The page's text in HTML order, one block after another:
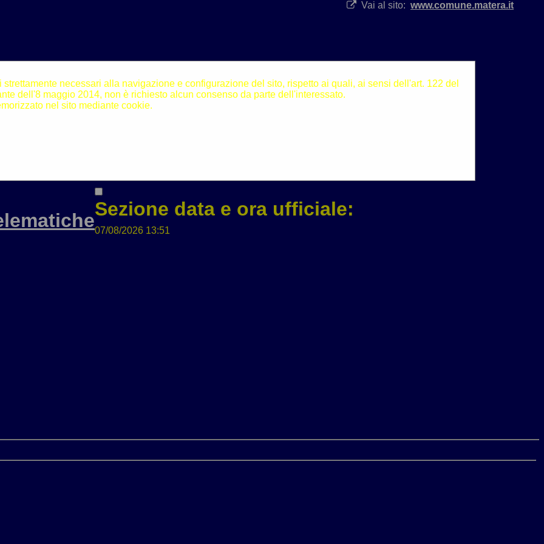
[V]
Vai al sito: www.comune.matera.it
Sezione data e ora ufficiale:
07/08/2026 13:51
necessari alla navigazione e configurazione del sito, rispetto ai quali, ai sensi dell'art. 122 del
dell'8 maggio 2014, non è richiesto alcun consenso da parte dell'interessato.
nel sito mediante cookie.